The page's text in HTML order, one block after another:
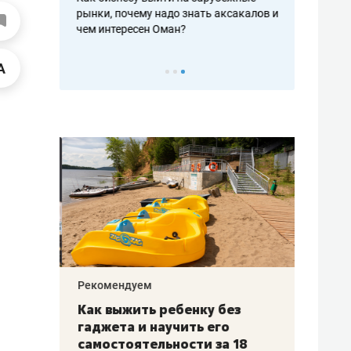
рынки, почему надо знать аксакалов и
чем интересен Оман?
–
Рекомендуем
Как выжить ребенку без
гаджета и научить его
самостоятельности за 18